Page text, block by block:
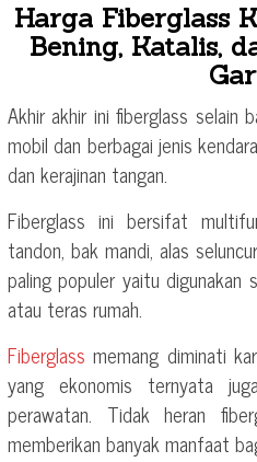
Harga Fiberglass
Bening, Katalis,
Akhir akhir ini fiberglass selain
mobil dan berbagai jenis
dan kerajinan tangan.
Fiberglass ini bersifat
tandon, bak mandi, alas
paling populer yaitu digunakan
atau teras rumah.
Fiberglass memang diminati
yang ekonomis ternyata
perawatan. Tidak heran
memberikan banyak manfaat